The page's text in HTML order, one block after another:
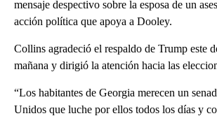
mensaje despectivo sobre la esposa de un
acción política que apoya a Dooley.
Collins agradeció el respaldo de Trump este
mañana y dirigió la atención hacia las
“Los habitantes de Georgia merecen un
Unidos que luche por ellos todos los días y